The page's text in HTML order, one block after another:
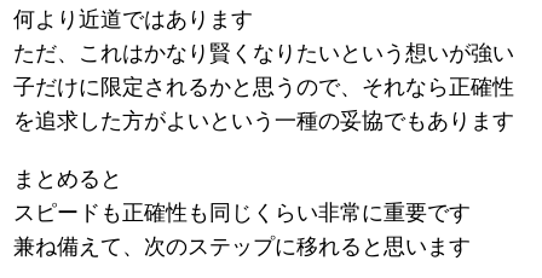
何より近道ではあります
ただ、これはかなり賢くなりたいという想いが強い
子だけに限定されるかと思うので、それなら正確性
を追求した方がよいという一種の妥協でもあります
まとめると
スピードも正確性も同じくらい非常に重要です
兼ね備えて、次のステップに移れると思います